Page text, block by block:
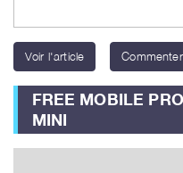
Voir l'article
FREE MOBILE
MINI